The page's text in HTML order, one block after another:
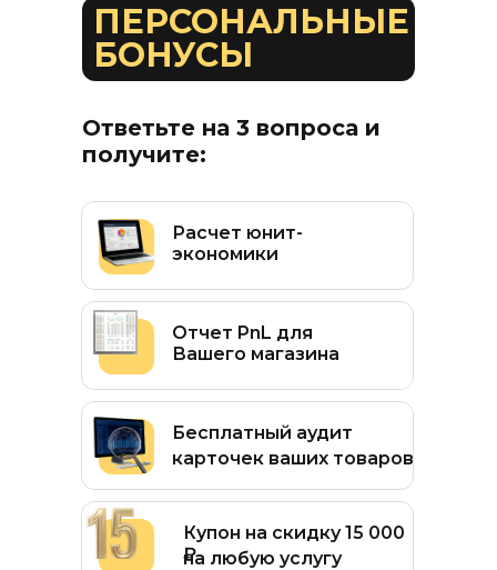
Бесплатный аудит
карточек ваших товаров
ПЕРСОНАЛЬНЫЕ
БОНУСЫ
Ответьте на 3 вопроса и
получите:
Отчет PnL для
Вашего магазина
Расчет юнит-
экономики
на любую услугу
Купон на скидку 15 000
₽